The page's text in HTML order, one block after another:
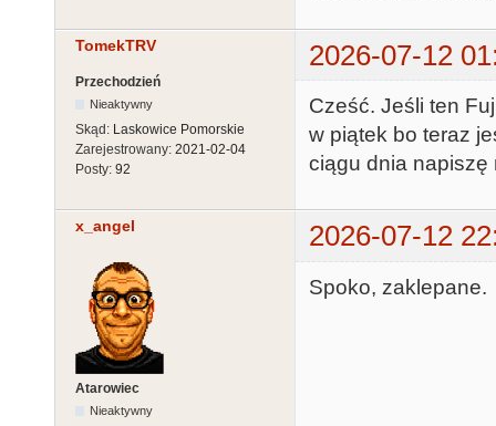
TomekTRV 2026-07-12
Przechodzień
Nieaktywny
Skąd: Laskowice Pomorskie
Zarejestrowany: 2021-02-04
Posty: 92
Cześć. Jeśli ten
w piątek bo teraz
ciągu dnia napiszę
x_angel 2026-07-12
Atarowiec
Nieaktywny
Spoko, zaklepane.